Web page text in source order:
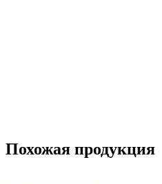
Похожая продукция